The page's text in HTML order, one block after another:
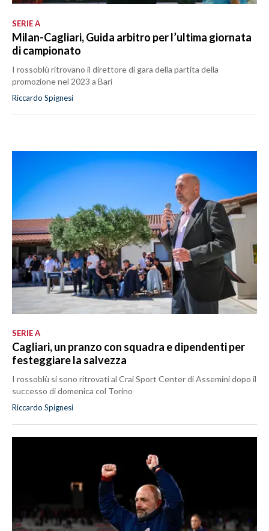
SERIE A
Milan-Cagliari, Guida arbitro per l’ultima giornata
di campionato
I rossoblù ritrovano il direttore di gara della partita della
promozione nel 2023 a Bari
Riccardo Spignesi
SERIE A
Cagliari, un pranzo con squadra e dipendenti per
festeggiare la salvezza
I rossoblù si sono ritrovati al Crai Sport Center di Assemini dopo il
successo di domenica col Torino
Riccardo Spignesi